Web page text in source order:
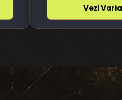
Vezi